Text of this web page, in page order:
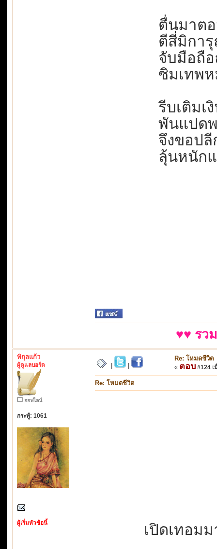
ตื่นมาตอ
ตีสี่มิกา
จับมือถือ
ซิมเทพห
รีบเติมเ
พันแปด
จึงขอปลี
ลุ้นหนัก
♥♥ รว
พิกุลแก้ว
ผู้ดูแลบอร์ด
ออฟไลน์
กระทู้: 1061
ผู้เริ่มหัวข้อนี้
Re: โหมดชีวิต
« ตอบ #124 เ
Re: โหมดชีวิต
เปิดเทอม